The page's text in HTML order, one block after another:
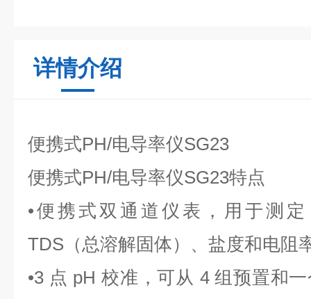
详情介绍
便携式PH/电导率仪SG23
便携式PH/电导率仪SG23特点
•便携式双通道仪表，用于测
TDS（总溶解固体）、盐度和电阻
•3 点 pH 校准，可从 4 组预置和